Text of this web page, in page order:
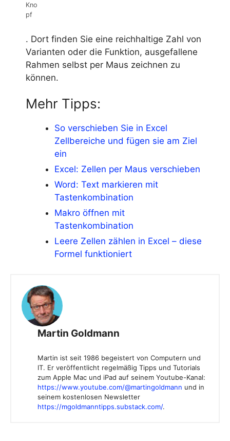
Kno
pf
. Dort finden Sie eine reichhaltige Zahl von
Varianten oder die Funktion, ausgefallene
Rahmen selbst per Maus zeichnen zu
können.
Mehr Tipps:
So verschieben Sie in Excel
Zellbereiche und fügen sie am Ziel
ein
Excel: Zellen per Maus verschieben
Word: Text markieren mit
Tastenkombination
Makro öffnen mit
Tastenkombination
Leere Zellen zählen in Excel – diese
Formel funktioniert
Martin Goldmann
Martin ist seit 1986 begeistert von Computern und
IT. Er veröffentlicht regelmäßig Tipps und Tutorials
zum Apple Mac und iPad auf seinem Youtube-Kanal:
https://www.youtube.com/@martingoldmann und in
seinem kostenlosen Newsletter
https://mgoldmanntipps.substack.com/.